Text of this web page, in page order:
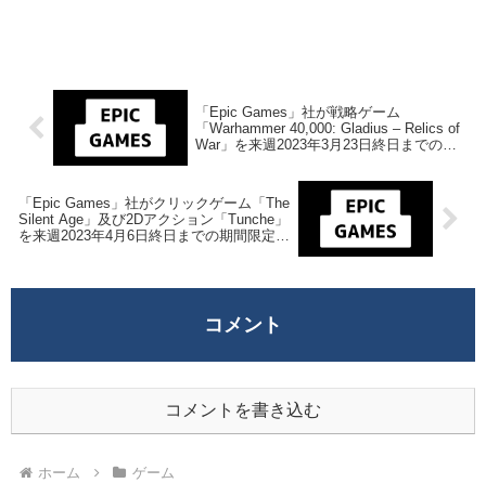
「Epic Games」社が戦略ゲーム
「Warhammer 40,000: Gladius – Relics of
War」を来週2023年3月23日終日までの期
「Epic Games」社がクリックゲーム「The
Silent Age」及び2Dアクション「Tunche」
を来週2023年4月6日終日までの期間限定で
コメント
コメントを書き込む
ホーム ゲーム